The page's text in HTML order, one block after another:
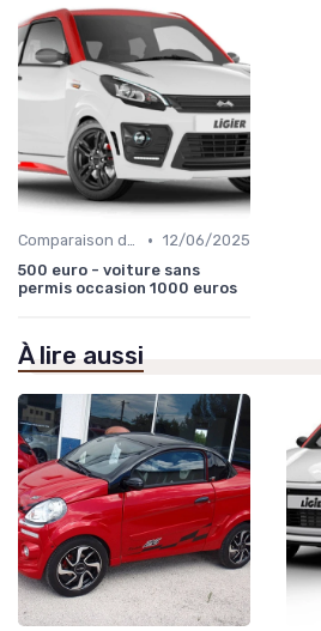
Comparaison des Modèles • 12/06/2025
500 euro - voiture sans
permis occasion 1000 euros
À lire aussi